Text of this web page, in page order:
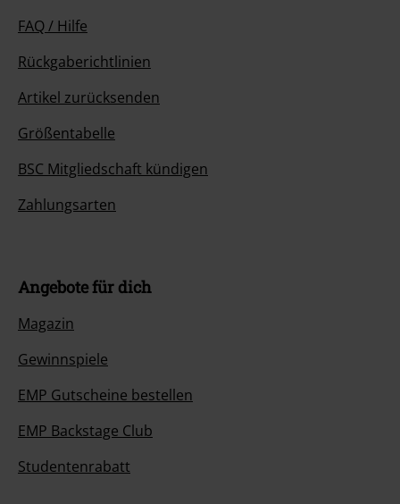
FAQ / Hilfe
Rückgaberichtlinien
Artikel zurücksenden
Größentabelle
BSC Mitgliedschaft kündigen
Zahlungsarten
Angebote für dich
Magazin
Gewinnspiele
EMP Gutscheine bestellen
EMP Backstage Club
Studentenrabatt